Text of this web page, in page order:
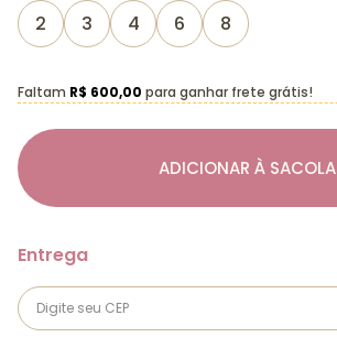
2
3 4 6 8
ADICIONAR À SACOLA
Faltam R$ 600,00 para ganhar frete grátis!